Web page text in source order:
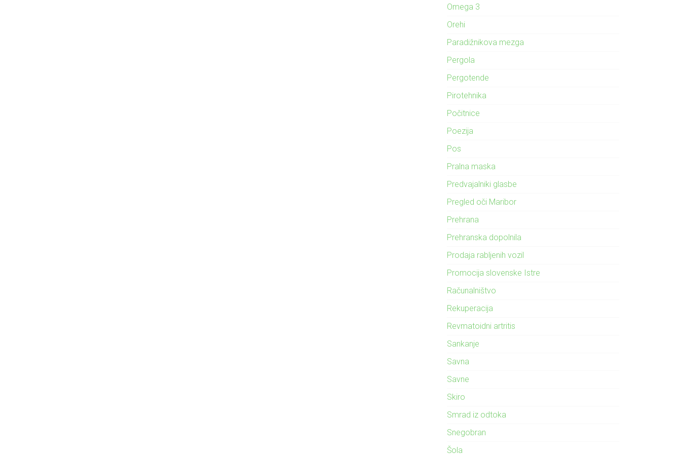
Omega 3
Orehi
Paradižnikova mezga
Pergola
Pergotende
Pirotehnika
Počitnice
Poezija
Pos
Pralna maska
Predvajalniki glasbe
Pregled oči Maribor
Prehrana
Prehranska dopolnila
Prodaja rabljenih vozil
Promocija slovenske Istre
Računalništvo
Rekuperacija
Revmatoidni artritis
Sankanje
Savna
Savne
Skiro
Smrad iz odtoka
Snegobran
Šola